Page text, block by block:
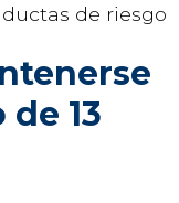
de riesgo
13